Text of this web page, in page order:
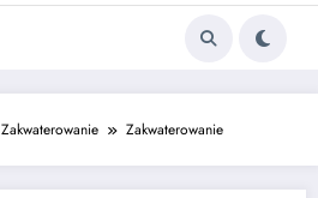
Zakwaterowanie Zakwaterowanie